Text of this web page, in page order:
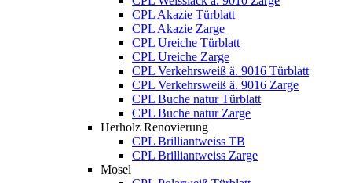
CPL Akazie Türblatt
CPL Akazie Zarge
CPL Ureiche Türblatt
CPL Ureiche Zarge
CPL Verkehrsweiß ä. 9016 Türblatt
CPL Verkehrsweiß ä. 9016 Zarge
CPL Buche natur Türblatt
CPL Buche natur Zarge
Herholz Renovierung
CPL Brilliantweiss TB
CPL Brilliantweiss Zarge
Mosel